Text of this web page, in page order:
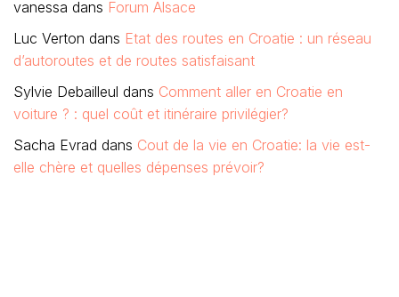
vanessa dans Forum Alsace
Luc Verton dans Etat des routes en Croatie : un réseau
d’autoroutes et de routes satisfaisant
Sylvie Debailleul dans Comment aller en Croatie en
voiture ? : quel coût et itinéraire privilégier?
Sacha Evrad dans Cout de la vie en Croatie: la vie est-
elle chère et quelles dépenses prévoir?